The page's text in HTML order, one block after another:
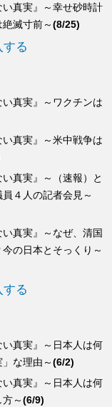
真実』～幸せ砂時計
滅寸前～(8/25)
する
真実』～なぜ、清国
の日本とそっくり～
真実』～（速報）と
４人の記者会見～
真実』～米中戦争は
真実』～ワクチンは
する
真実』～日本人は何
方～(6/9)
真実』～日本人は何
な理由～(6/2)